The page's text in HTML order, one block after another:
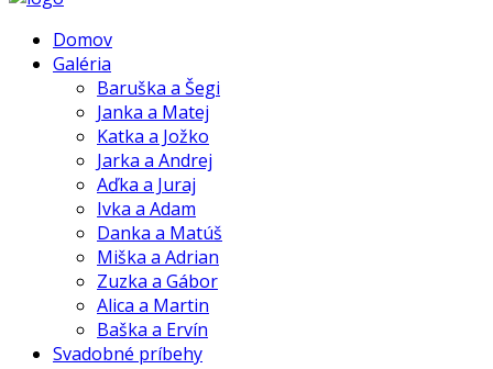
Domov
Galéria
Baruška a Šegi
Janka a Matej
Katka a Jožko
Jarka a Andrej
Aďka a Juraj
Ivka a Adam
Danka a Matúš
Miška a Adrian
Zuzka a Gábor
Alica a Martin
Baška a Ervín
Svadobné príbehy